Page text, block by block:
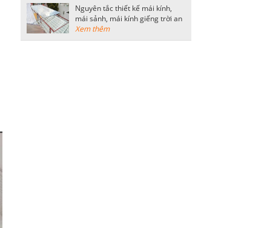
Nguyên tắc thiết kế mái kính,
mái sảnh, mái kính giếng trời an
toàn
Xem thêm